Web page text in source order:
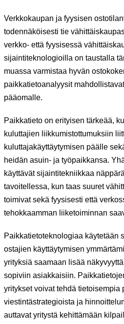
Verkkokaupan ja fyysisen
todennäköisesti tie
verkko- että fyysisessä
sijaintiteknologioilla on taustalla
muassa varmistaa hyvän
paikkatietoanalyysit
pääomalle.
Paikkatieto on erityisen tärkeää,
kuluttajien liikkumistottumuksiin
kuluttajakäyttäytymisen päälle
heidän asuin- ja työpaikkansa.
käyttävät sijaintitekniikkaa
tavoitellessa, kun taas suuret
toimivat sekä fyysisesti että
tehokkaamman liiketoiminnan
Paikkatietoteknologiaa käytetään
ostajien käyttäytymisen
yrityksiä saamaan lisää
sopiviin asiakkaisiin.
yritykset voivat tehdä tietoisempia
viestintästrategioista ja
auttavat yritystä kehittämään